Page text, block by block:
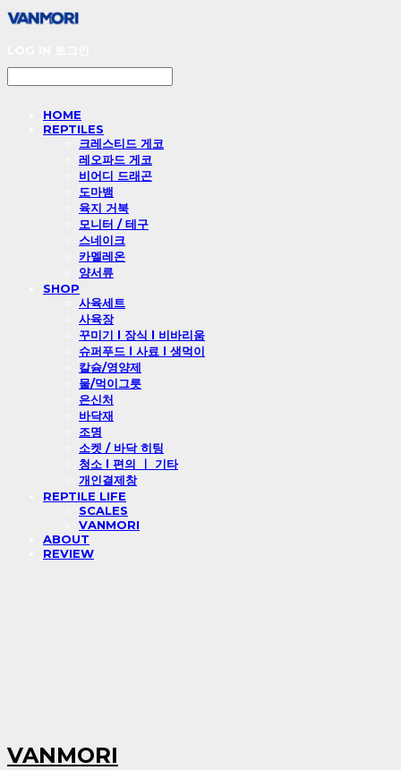
HOME
REPTILES
크레스티드 게코
레오파드 게코
비어디 드래곤
도마뱀
육지 거북
모니터 / 테구
스네이크
카멜레온
양서류
SHOP
사육세트
사육장
꾸미기 l 장식 l 비바리움
슈퍼푸드 l 사료 l 생먹이
칼슘/영양제
물/먹이그릇
은신처
바닥재
조명
소켓 / 바닥 히팅
청소 l 편의 ㅣ 기타
개인결제창
REPTILE LIFE
SCALES
VANMORI
ABOUT
REVIEW
VANMORI